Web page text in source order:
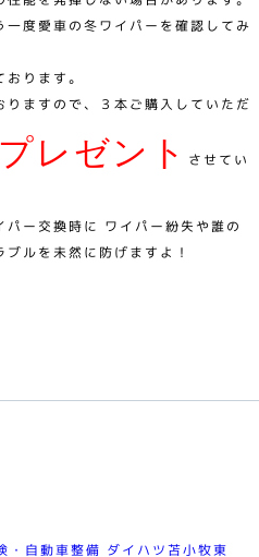
度愛車の冬ワイパーを確認してみ
ります。
ますので、３本ご購入していただ
プレゼント させてい
ー交換時に ワイパー紛失や誰の
ルを未然に防げますよ！